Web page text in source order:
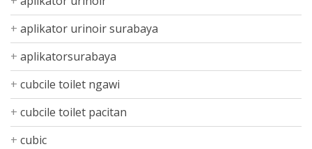
aplikator urinoir surabaya
aplikatorsurabaya
cubcile toilet ngawi
cubcile toilet pacitan
cubic